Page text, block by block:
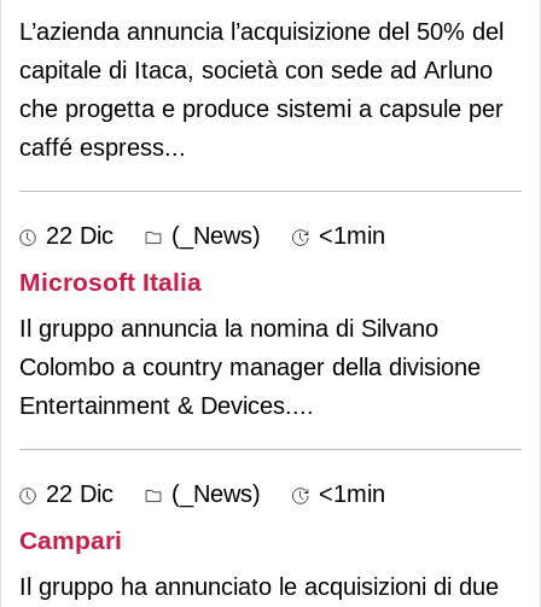
L’azienda annuncia l’acquisizione del 50% del
capitale di Itaca, società con sede ad Arluno
che progetta e produce sistemi a capsule per
caffé espress...
22 Dic (_News) <1min
Microsoft Italia
Il gruppo annuncia la nomina di Silvano
Colombo a country manager della divisione
Entertainment & Devices....
22 Dic (_News) <1min
Campari
Il gruppo ha annunciato le acquisizioni di due